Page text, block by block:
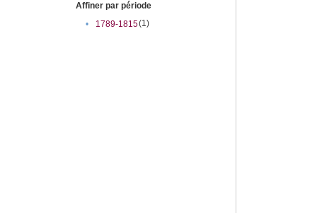
Affiner par période
•
1789-1815(1)